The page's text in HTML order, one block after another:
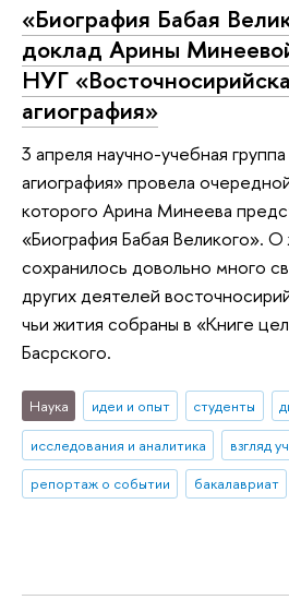
«Биография Бабая
доклад Арины
НУГ
агиография»
3 апреля научно-учебная
агиография» провела
которого Арина Минеева
«Биография Бабая Великого». О
сохранилось довольно много
других деятелей
чьи жития собраны в «Книге
Басрского.
Наука идеи и опыт студенты
исследования и аналитика
взгляд
репортаж о событии
бакалавриат